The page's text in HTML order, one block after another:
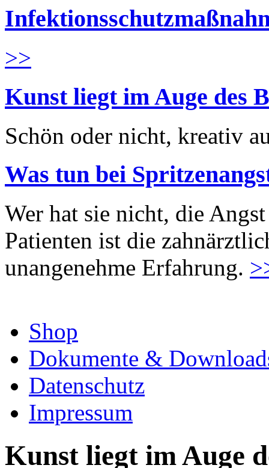
>>
Kunst liegt im Auge des
Schön oder nicht, kreativ
Was tun bei
Wer hat sie nicht, die
Patienten ist die
unangenehme Erfahrung.
Shop
Dokumente &
Datenschutz
Impressum
Kunst liegt im Auge